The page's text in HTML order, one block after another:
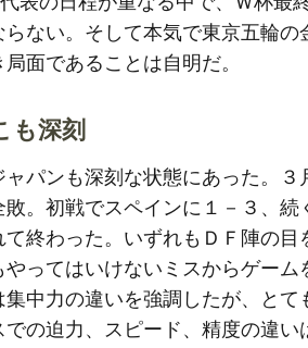
らない。そして本気で東京五輪
面であることは自明だ。
深刻
パンも深刻な状態にあった。３
敗。初戦でスペインに１－３、
終わった。いずれもＤＦ陣の目
やってはいけないミスからゲー
中力の違いを強調したが、とて
での迫力、スピード、精度の違